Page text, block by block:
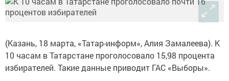
(Казань, 18 марта, «Татар-информ», Алия Замалеева). К
10 часам в Татарстане проголосовало 15,98 процента
избирателей. Такие данные приводит ГАС «Выборы».